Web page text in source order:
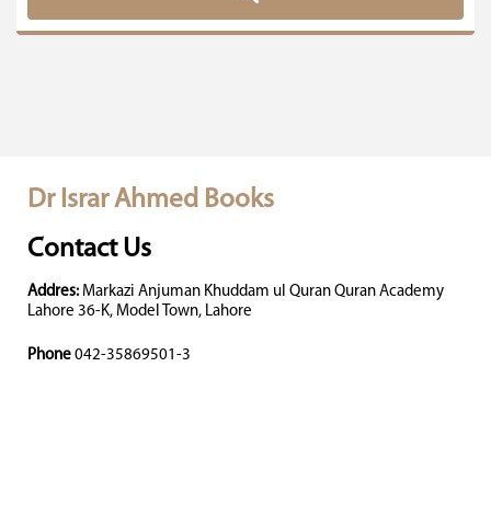
Dr Israr Ahmed Books
Contact Us
Addres: Markazi Anjuman Khuddam ul Quran Quran Academy
Lahore 36-K, Model Town, Lahore
Phone 042-35869501-3